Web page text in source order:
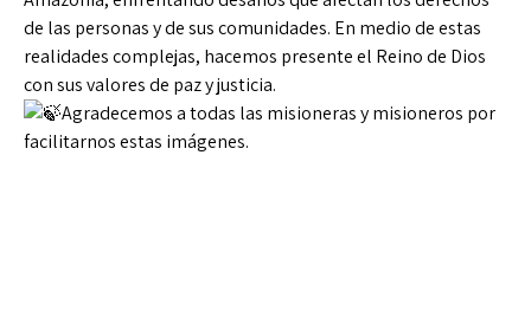
de las personas y de sus comunidades. En medio de estas
realidades complejas, hacemos presente el Reino de Dios
con sus valores de paz y justicia.
Agradecemos a todas las misioneras y misioneros por
facilitarnos estas imágenes.